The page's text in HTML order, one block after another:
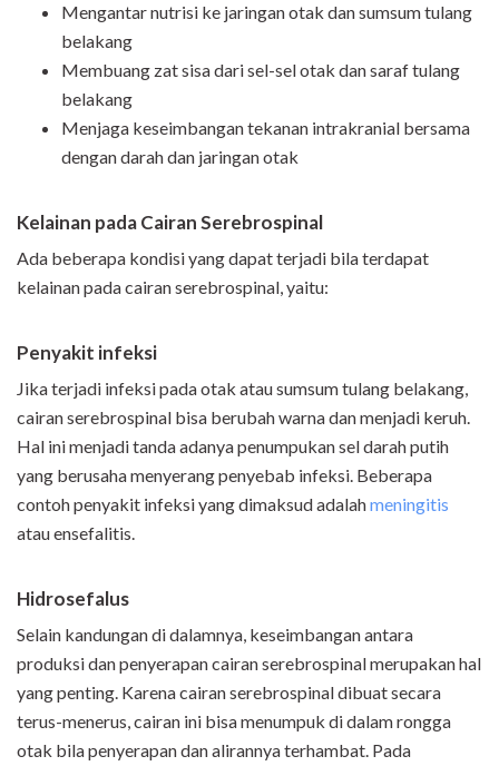
Mengantar nutrisi ke jaringan otak dan sumsum tulang
belakang
Membuang zat sisa dari sel-sel otak dan saraf tulang
belakang
Menjaga keseimbangan tekanan intrakranial bersama
dengan darah dan jaringan otak
Kelainan pada Cairan Serebrospinal
Ada beberapa kondisi yang dapat terjadi bila terdapat
kelainan pada cairan serebrospinal, yaitu:
Penyakit infeksi
Jika terjadi infeksi pada otak atau sumsum tulang belakang,
cairan serebrospinal bisa berubah warna dan menjadi keruh.
Hal ini menjadi tanda adanya penumpukan sel darah putih
yang berusaha menyerang penyebab infeksi. Beberapa
contoh penyakit infeksi yang dimaksud adalahmeningitis
atau ensefalitis.
Hidrosefalus
Selain kandungan di dalamnya, keseimbangan antara
produksi dan penyerapan cairan serebrospinal merupakan hal
yang penting. Karena cairan serebrospinal dibuat secara
terus-menerus, cairan ini bisa menumpuk di dalam rongga
otak bila penyerapan dan alirannya terhambat. Pada